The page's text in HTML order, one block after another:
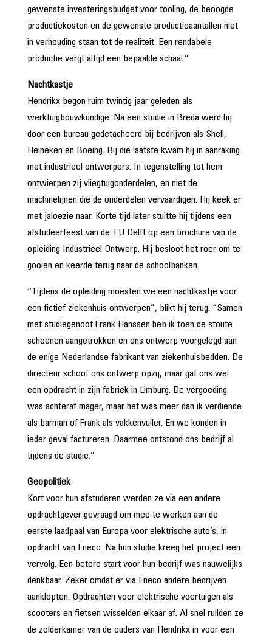
gewenste investeringsbudget voor tooling, de beoogde
productiekosten en de gewenste productieaantallen niet
in verhouding staan tot de realiteit. Een rendabele
productie vergt altijd een bepaalde schaal.”
Nachtkastje
Hendrikx begon ruim twintig jaar geleden als
werktuigbouwkundige. Na een studie in Breda werd hij
door een bureau gedetacheerd bij bedrijven als Shell,
Heineken en Boeing. Bij die laatste kwam hij in aanraking
met industrieel ontwerpers. In tegenstelling tot hem
ontwierpen zij vliegtuigonderdelen, en niet de
machinelijnen die de onderdelen vervaardigen. Hij keek er
met jaloezie naar. Korte tijd later stuitte hij tijdens een
afstudeerfeest van de TU Delft op een brochure van de
opleiding Industrieel Ontwerp. Hij besloot het roer om te
gooien en keerde terug naar de schoolbanken.
“Tijdens de opleiding moesten we een nachtkastje voor
een fictief ziekenhuis ontwerpen”, blikt hij terug. “Samen
met studiegenoot Frank Hanssen heb ik toen de stoute
schoenen aangetrokken en ons ontwerp voorgelegd aan
de enige Nederlandse fabrikant van ziekenhuisbedden. De
directeur schoof ons ontwerp opzij, maar gaf ons wel
een opdracht in zijn fabriek in Limburg. De vergoeding
was achteraf mager, maar het was meer dan ik verdiende
als barman of Frank als vakkenvuller. En we konden in
ieder geval factureren. Daarmee ontstond ons bedrijf al
tijdens de studie.”
Geopolitiek
Kort voor hun afstuderen werden ze via een andere
opdrachtgever gevraagd om mee te werken aan de
eerste laadpaal van Europa voor elektrische auto’s, in
opdracht van Eneco. Na hun studie kreeg het project een
vervolg. Een betere start voor hun bedrijf was nauwelijks
denkbaar. Zeker omdat er via Eneco andere bedrijven
aanklopten. Opdrachten voor elektrische voertuigen als
scooters en fietsen wisselden elkaar af. Al snel ruilden ze
de zolderkamer van de ouders van Hendrikx in voor een